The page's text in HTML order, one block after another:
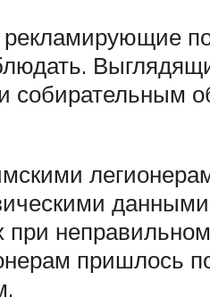
при
пришлось